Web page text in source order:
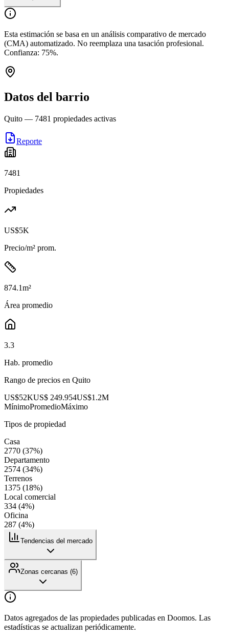
Esta estimación se basa en un análisis comparativo de mercado
(CMA) automatizado. No reemplaza una tasación profesional.
Confianza: 75%.
Datos del barrio
Quito — 7481 propiedades activas
Reporte
7481
Propiedades
US$5K
Precio/m² prom.
874.1m²
Área promedio
3.3
Hab. promedio
Rango de precios en Quito
US$52KUS$ 249.954US$1.2M
MínimoPromedioMáximo
Tipos de propiedad
Casa
2770 (37%)
Departamento
2574 (34%)
Terrenos
1375 (18%)
Local comercial
334 (4%)
Oficina
287 (4%)
Tendencias del mercado
Zonas cercanas (6)
Datos agregados de las propiedades publicadas en Doomos. Las
estadísticas se actualizan periódicamente.